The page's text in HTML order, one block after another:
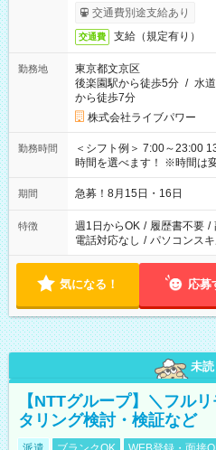
交通費別途支給あり
交通費 支給（規定有り）
勤務地
東京都文京区
後楽園駅から徒歩5分 / 水
から徒歩7分
株式会社ライブパワー
勤務時間
＜シフト例＞ 7:00～23:00 13:30～22:00 上
時間を選べます！ ※時間は
期間 急募！8月15日・16日
特徴 週1日からOK / 履歴書不要 /
電話対応なし / パソコンス
気になる！ 応募
未読
【NTTグループ】＼フル
タリング検討・検証など